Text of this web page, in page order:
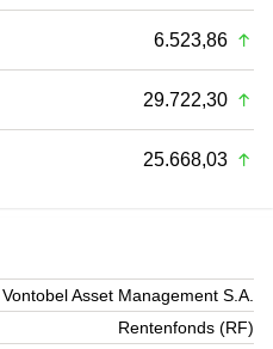
6.523,86
29.722,30
25.668,03
Vontobel Asset Management S.A.
Rentenfonds (RF)